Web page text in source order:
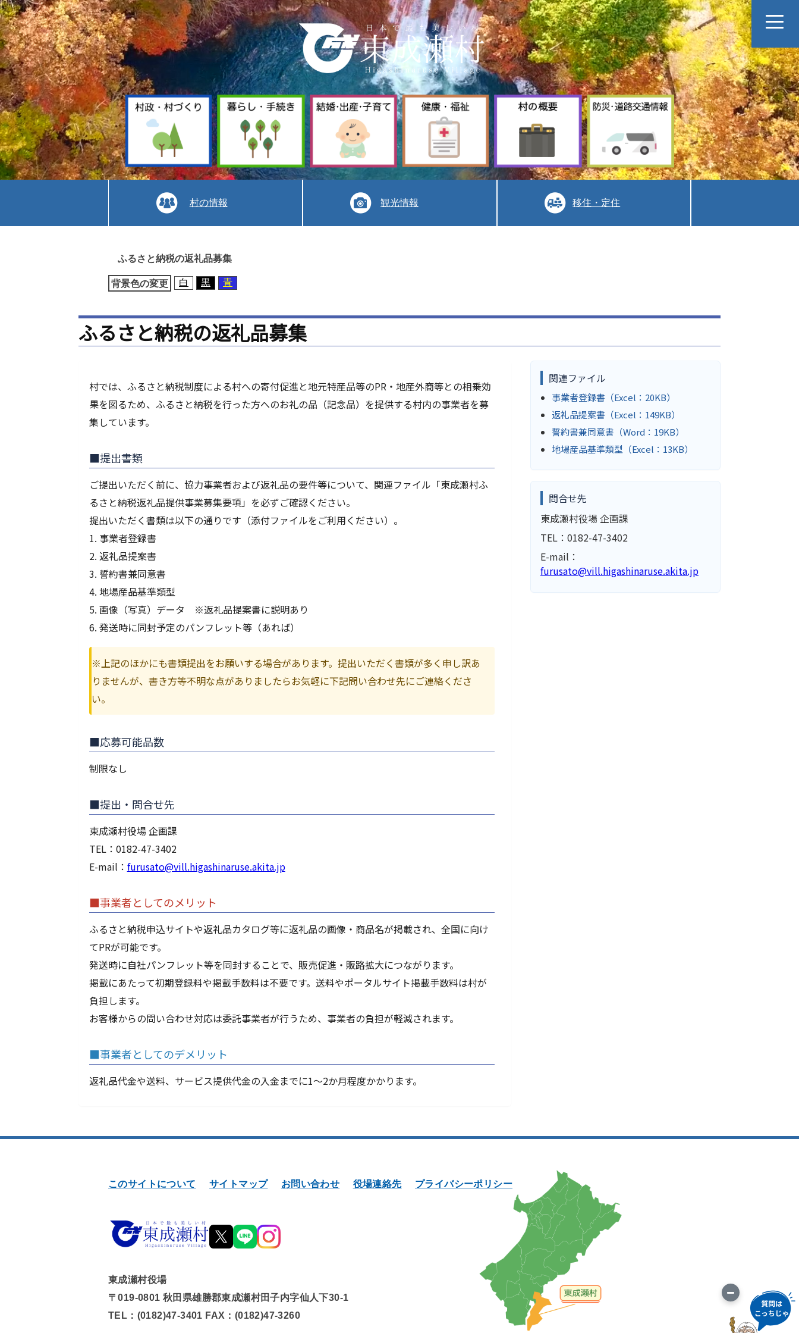
暮
し
き
結
婚
出
産
子
育
て
健
村
の
概
要
防
災
道
路
交
通
情
村の情報
観光情報 移住・定住
ふるさと納税の返礼品募集
背景色の変更 白 黒 青
ふるさと納税の返礼品募集
村では、ふるさと納税制度による村への寄付促進と地元特産品等のPR・地産外商等との相乗効
果を図るため、ふるさと納税を行った方へのお礼の品（記念品）を提供する村内の事業者を募
集しています。
■提出書類
ご提出いただく前に、協力事業者および返礼品の要件等について、関連ファイル「東成瀬村ふ
るさと納税返礼品提供事業募集要項」を必ずご確認ください。
提出いただく書類は以下の通りです（添付ファイルをご利用ください）。
事業者登録書
返礼品提案書
誓約書兼同意書
地場産品基準類型
画像（写真）データ ※返礼品提案書に説明あり
発送時に同封予定のパンフレット等（あれば）
※上記のほかにも書類提出をお願いする場合があります。提出いただく書類が多く申し訳あ
りませんが、書き方等不明な点がありましたらお気軽に下記問い合わせ先にご連絡くださ
い。
■応募可能品数
制限なし
■提出・問合せ先
東成瀬村役場 企画課
TEL：0182-47-3402
E-mail： furusato@vill.higashinaruse.akita.jp
■事業者としてのメリット
ふるさと納税申込サイトや返礼品カタログ等に返礼品の画像・商品名が掲載され、全国に向け
てPRが可能です。
発送時に自社パンフレット等を同封することで、販売促進・販路拡大につながります。
掲載にあたって初期登録料や掲載手数料は不要です。送料やポータルサイト掲載手数料は村が
負担します。
お客様からの問い合わせ対応は委託事業者が行うため、事業者の負担が軽減されます。
■事業者としてのデメリット
返礼品代金や送料、サービス提供代金の入金までに1～2か月程度かかります。
関連ファイル
事業者登録書（Excel：20KB）
返礼品提案書（Excel：149KB）
誓約書兼同意書（Word：19KB）
地場産品基準類型（Excel：13KB）
問合せ先
東成瀬村役場 企画課
TEL：0182-47-3402
E-mail：
furusato@vill.higashinaruse.akita.jp
このサイトについて サイトマップ お問い合わせ 役場連絡先 プライバシーポリシー
東成瀬村役場
〒019-0801 秋田県雄勝郡東成瀬村田子内字仙人下30-1
TEL：(0182)47-3401 FAX：(0182)47-3260